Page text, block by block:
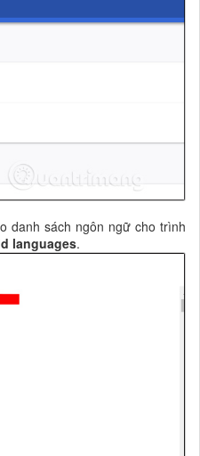
danh sách ngôn ngữ cho trình
languages.